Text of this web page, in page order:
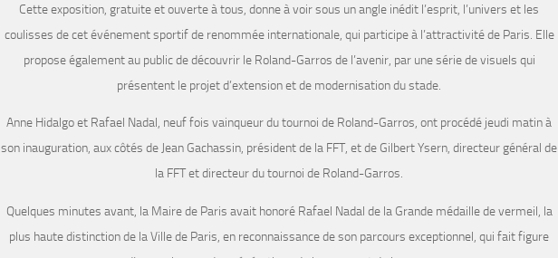
Cette exposition, gratuite et ouverte à tous, donne à voir sous un angle inédit l’esprit, l’univers et les
coulisses de cet événement sportif de renommée internationale, qui participe à l’attractivité de Paris. Elle
propose également au public de découvrir le Roland-Garros de l’avenir, par une série de visuels qui
présentent le projet d’extension et de modernisation du stade.
Anne Hidalgo et Rafael Nadal, neuf fois vainqueur du tournoi de Roland-Garros, ont procédé jeudi matin à
son inauguration, aux côtés de Jean Gachassin, président de la FFT, et de Gilbert Ysern, directeur général de
la FFT et directeur du tournoi de Roland-Garros.
Quelques minutes avant, la Maire de Paris avait honoré Rafael Nadal de la Grande médaille de vermeil, la
plus haute distinction de la Ville de Paris, en reconnaissance de son parcours exceptionnel, qui fait figure